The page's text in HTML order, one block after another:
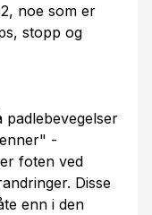
noe som er
stopp og
padlebevegelser
-
foten ved
Disse
enn i den